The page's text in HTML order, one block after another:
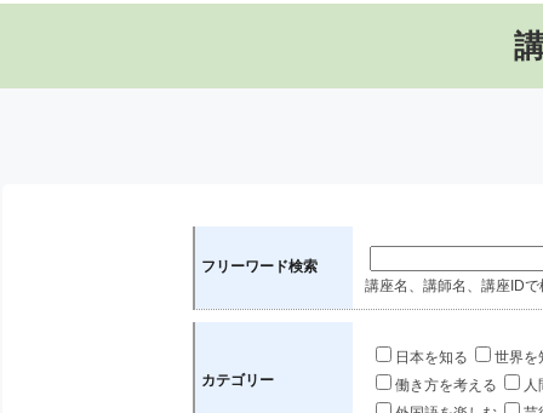
フリーワード検索
講座名、講師名、講座IDで
カテゴリー
日本を知る
世界を
働き方を考える
人